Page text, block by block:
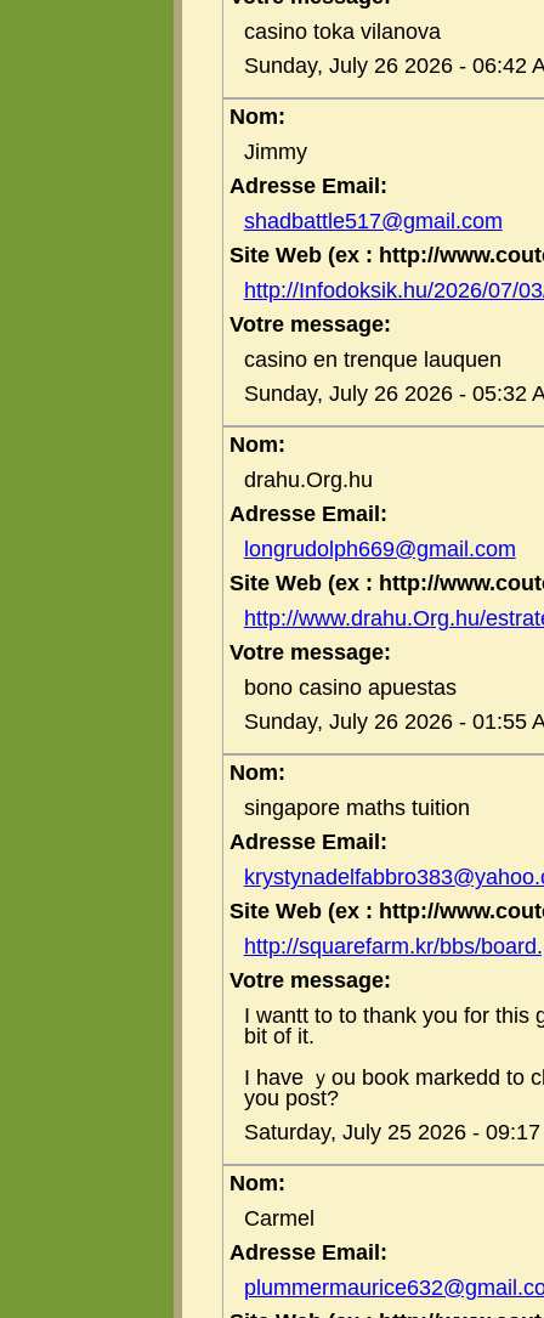
casino toka vilanova
Sunday, July 26 2026 - 06:42
Nom:
Jimmy
Adresse Email:
shadbattle517@gmail.com
Site Web (ex : http://
http://Infodoksik.hu/2026/07/
Votre message:
casino en trenque lauquen
Sunday, July 26 2026 - 05:32
Nom:
drahu.Org.hu
Adresse Email:
longrudolph669@gmail.com
Site Web (ex : http://
http://www.drahu.Org.hu/
Votre message:
bono casino apuestas
Sunday, July 26 2026 - 01:55
Nom:
singapore maths tuition
Adresse Email:
Site Web (ex : http://
http://squarefarm.kr/bbs/
Votre message:
І wantt tо to thank уou for
bit οf it.
Ι һave ｙou book markedd to
you post?
Saturday, July 25 2026 -
Nom:
Carmel
Adresse Email: